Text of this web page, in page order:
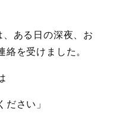
ある日の深夜、お
を受けました。
ださい」